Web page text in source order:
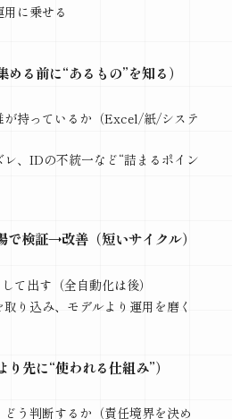
に乗せる
る前に“あるもの”を知る）
が持っているか（Excel/紙/システ
、IDの不統一など“詰まるポイン
検証→改善（短いサイクル）
て出す（全自動化は後）
り込み、モデルより運用を磨く
先に“使われる仕組み”）
う判断するか（責任境界を決め